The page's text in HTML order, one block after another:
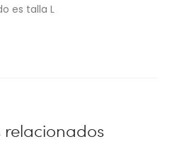
es talla L
relacionados